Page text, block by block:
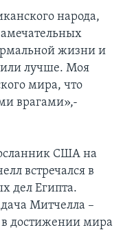
народа,
жизни и
лучше. Моя
мира, что
врагами»,-
США на
встречался в
дел Египта.
Митчелла –
в достижении мира